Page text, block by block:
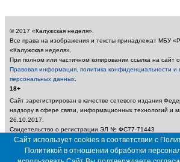
© 2017 «Калужская неделя».
Все права на изображения и тексты принадлежат МБУ
«Калужская неделя».
При полном или частичном копировании ссылка на сайт
Правовая информация, политика конфиденциальности и
персональных данных
18+
Сайт зарегистрирован в качестве сетевого издания
надзору в сфере связи, информационных технологий и
26.10.2017.
Свидетельство о регистрации ЭЛ № ФС77-71443
Учредитель: Муниципальное бюджетное учреждение
неделя»
Главный редактор: Амбарцумян А. Ю. / Электронный
Сайт использует cookies в соответствии с
Политикой в отношении обработки